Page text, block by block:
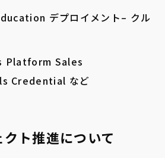
デプロイメント– クル
Platform Sales
Credential など
クト推進について